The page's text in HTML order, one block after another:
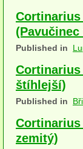
Houby
podle typu plodnic
na dřevě
terestrické
Cortinarius
Published in
štíhlejší)
Published in
Cortinarius
zemitý)